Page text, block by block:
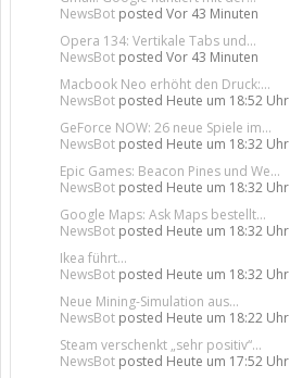
NewsBot posted Vor 43 Minuten
Opera 134: Vertikale Tabs und...
NewsBot posted Vor 43 Minuten
Macbook Neo erhöht den Druck:...
NewsBot posted Heute um 18:52 Uhr
GeForce NOW: 26 neue Spiele im...
NewsBot posted Heute um 18:32 Uhr
Epic Games: Beacon Pines und We...
NewsBot posted Heute um 18:32 Uhr
Google Maps: Ask Maps bestellt...
NewsBot posted Heute um 18:32 Uhr
Ikea führt...
NewsBot posted Heute um 18:32 Uhr
Neue Mining-Simulation aus...
NewsBot posted Heute um 18:22 Uhr
Steam verschenkt „sehr positiv“...
NewsBot posted Heute um 17:52 Uhr